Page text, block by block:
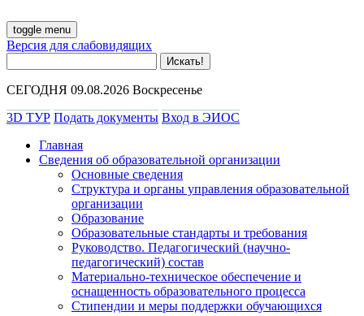
toggle menu
Версия для слабовидящих
СЕГОДНЯ 09.08.2026 Воскресенье
3D ТУР Подать документы Вход в ЭИОС
Главная
Сведения об образовательной организации
Основные сведения
Структура и органы управления образовательной
организации
Образование
Образовательные стандарты и требования
Руководство. Педагогический (научно-
педагогический) состав
Материально-техническое обеспечение и
оснащенность образовательного процесса
Стипендии и меры поддержки обучающихся